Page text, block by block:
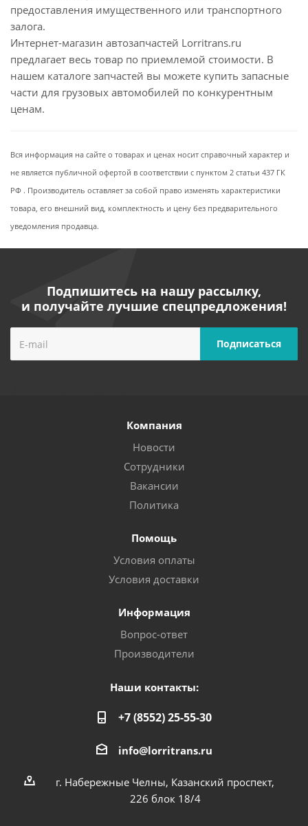
предоставления имущественного или транспортного
залога.
Интернет-магазин автозапчастей Lorritrans.ru
предлагает весь товар по приемлемой стоимости. В
нашем каталоге запчастей вы можете купить запасные
части для грузовых автомобилей по конкурентным
ценам.
Вся информация на сайте о товарах и ценах носит справочный характер и
не является публичной офертой в соответствии с пунктом 2 статьи 437 ГК
РФ . Производитель оставляет за собой право изменять характеристики
товара, его внешний вид, комплектность и цену без предварительного
уведомления продавца.
Подпишитесь на нашу рассылку,
и получайте лучшие спецпредложения!
Компания
Новости
Сотрудники
Вакансии
Политика
Помощь
Условия оплаты
Условия доставки
Информация
Вопрос-ответ
Производители
Наши контакты:
+7 (8552) 25-55-30
info@lorritrans.ru
г. Набережные Челны, Казанский проспект,
226 блок 18/4